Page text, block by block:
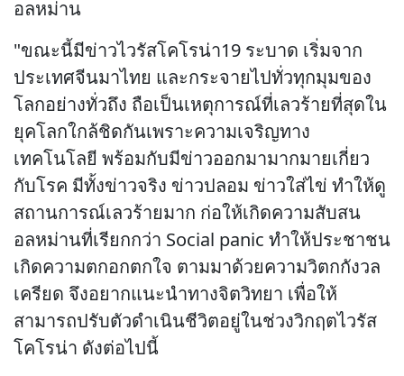
อลหม่าน
"ขณะนี้มีข่าวไวรัสโคโรน่า19 ระบาด เริ่มจาก
ประเทศจีนมาไทย และกระจายไปทั่วทุกมุมของ
โลกอย่างทั่วถึง ถือเป็นเหตุการณ์ที่เลวร้ายที่สุดใน
ยุคโลกใกล้ชิดกันเพราะความเจริญทาง
เทคโนโลยี พร้อมกับมีข่าวออกมามากมายเกี่ยว
กับโรค มีทั้งข่าวจริง ข่าวปลอม ข่าวใส่ไข่ ทำให้ดู
สถานการณ์เลวร้ายมาก ก่อให้เกิดความสับสน
อลหม่านที่เรียกกว่า Social panic ทำให้ประชาชน
เกิดความตกอกตกใจ ตามมาด้วยความวิตกกังวล
เครียด จึงอยากแนะนำทางจิตวิทยา เพื่อให้
สามารถปรับตัวดำเนินชีวิตอยู่ในช่วงวิกฤตไวรัส
โคโรน่า ดังต่อไปนี้